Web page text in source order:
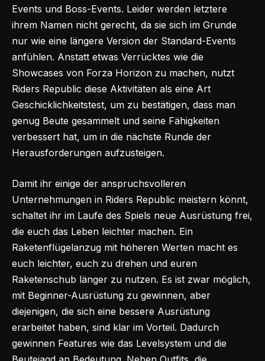
Events und Boss-Events. Leider werden letztere
ihrem Namen nicht gerecht, da sie sich im Grunde
nur wie eine längere Version der Standard-Events
anfühlen. Anstatt etwas Verrücktes wie die
Showcases von Forza Horizon zu machen, nutzt
Riders Republic diese Aktivitäten als eine Art
Geschicklichkeitstest, um zu bestätigen, dass man
genug Beute gesammelt und seine Fähigkeiten
verbessert hat, um in die nächste Runde der
Herausforderungen aufzusteigen.
Damit ihr einige der anspruchsvolleren
Unternehmungen in Riders Republic meistern könnt,
schaltet ihr im Laufe des Spiels neue Ausrüstung frei,
die euch das Leben leichter machen. Ein
Raketenflügelanzug mit höheren Werten macht es
euch leichter, euch zu drehen und euren
Raketenschub länger zu nutzen. Es ist zwar möglich,
mit Beginner-Ausrüstung zu gewinnen, aber
diejenigen, die sich eine bessere Ausrüstung
erarbeitet haben, sind klar im Vorteil. Dadurch
gewinnen Features wie das Levelsystem und die